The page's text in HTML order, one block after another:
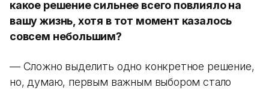
какое решение сильнее всего повлияло на
вашу жизнь, хотя в тот момент казалось
совсем небольшим?
— Сложно выделить одно конкретное решение,
но, думаю, первым важным выбором стало